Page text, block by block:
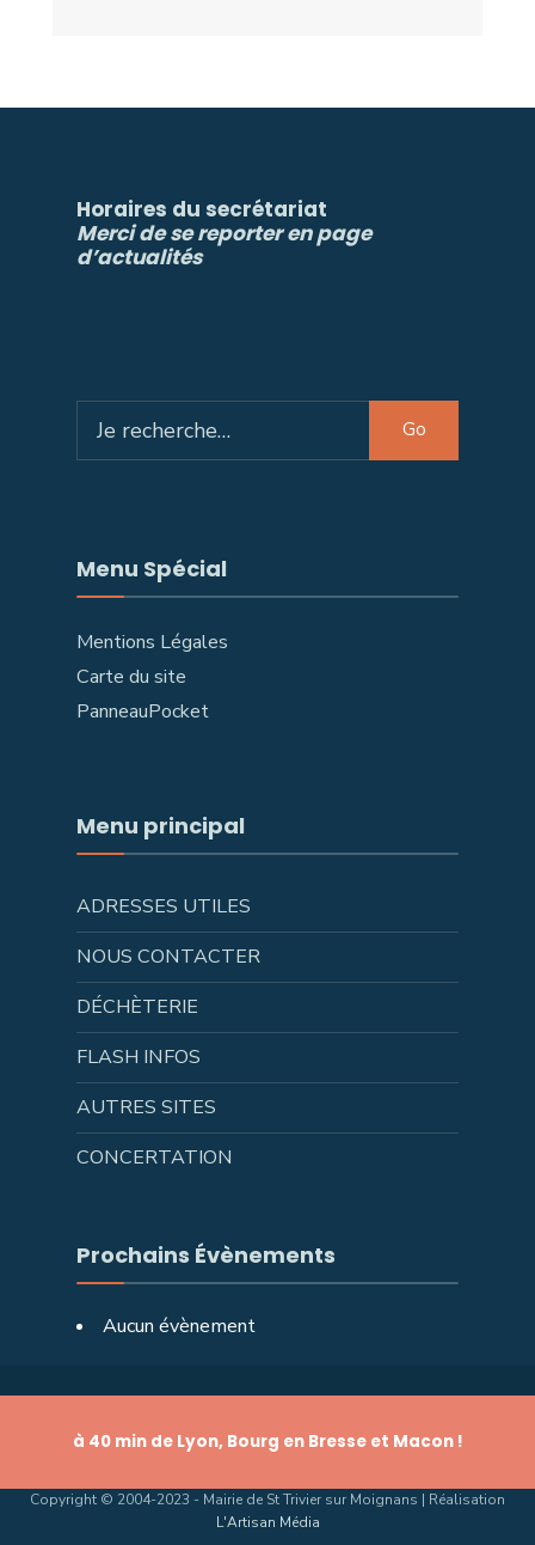
Horaires du secrétariat
Merci de se reporter en page
d’actualités
for:
Go
Menu Spécial
Mentions Légales
Carte du site
PanneauPocket
Menu principal
ADRESSES UTILES
NOUS CONTACTER
DÉCHÈTERIE
FLASH INFOS
AUTRES SITES
CONCERTATION
Prochains Évènements
Aucun évènement
à 40 min de Lyon, Bourg en Bresse et Macon !
Copyright © 2004-2023 - Mairie de St Trivier sur Moignans | Réalisation
L'Artisan Média